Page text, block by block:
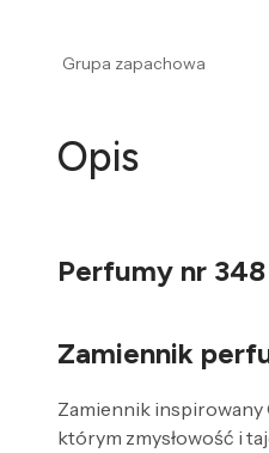
Grupa zapachowa
Opis
Perfumy nr
Zamiennik
Zamiennik inspirowany
którym zmysłowość i